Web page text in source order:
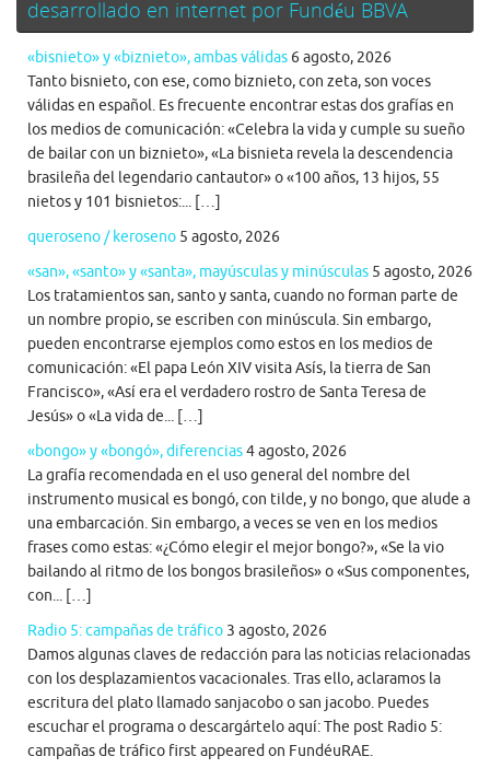
desarrollado en internet por Fundéu BBVA
«bisnieto» y «biznieto», ambas válidas 6 agosto, 2026
Tanto bisnieto, con ese, como biznieto, con zeta, son voces
válidas en español. Es frecuente encontrar estas dos grafías en
los medios de comunicación: «Celebra la vida y cumple su sueño
de bailar con un biznieto», «La bisnieta revela la descendencia
brasileña del legendario cantautor» o «100 años, 13 hijos, 55
nietos y 101 bisnietos:... […]
queroseno / keroseno 5 agosto, 2026
«san», «santo» y «santa», mayúsculas y minúsculas 5 agosto, 2026
Los tratamientos san, santo y santa, cuando no forman parte de
un nombre propio, se escriben con minúscula. Sin embargo,
pueden encontrarse ejemplos como estos en los medios de
comunicación: «El papa León XIV visita Asís, la tierra de San
Francisco», «Así era el verdadero rostro de Santa Teresa de
Jesús» o «La vida de... […]
«bongo» y «bongó», diferencias4 agosto, 2026
La grafía recomendada en el uso general del nombre del
instrumento musical es bongó, con tilde, y no bongo, que alude a
una embarcación. Sin embargo, a veces se ven en los medios
frases como estas: «¿Cómo elegir el mejor bongo?», «Se la vio
bailando al ritmo de los bongos brasileños» o «Sus componentes,
con... […]
Radio 5: campañas de tráfico 3 agosto, 2026
Damos algunas claves de redacción para las noticias relacionadas
con los desplazamientos vacacionales. Tras ello, aclaramos la
escritura del plato llamado sanjacobo o san jacobo. Puedes
escuchar el programa o descargártelo aquí: The post Radio 5:
campañas de tráfico first appeared on FundéuRAE.